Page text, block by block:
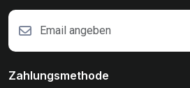
Zahlungsmethode